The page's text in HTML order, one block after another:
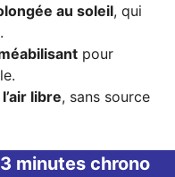
au soleil, qui
pour
libre, sans source
minutes chrono